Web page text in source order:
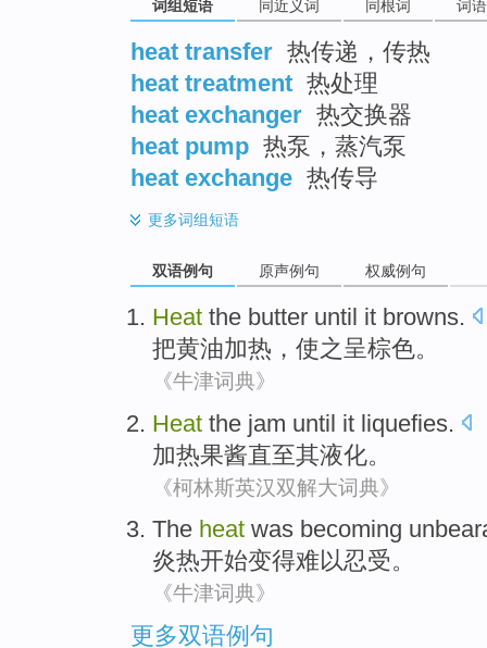
词组短语 同近义词 同根词 词
heat transfer 热传递，传热
heat treatment 热处理
heat exchanger 热交换器
heat pump 热泵，蒸汽泵
heat exchange 热传导
更多词组短语
双语例句 原声例句 权威例句
Heat the butter until it browns.
把黄油加热 ，使之呈棕色。
《牛津词典》
Heat the jam until it liquefies.
加热果酱直至其液化。
《柯林斯英汉双解大词典》
The heat was becoming
炎热开始变得难以忍受。
《牛津词典》
更多双语例句